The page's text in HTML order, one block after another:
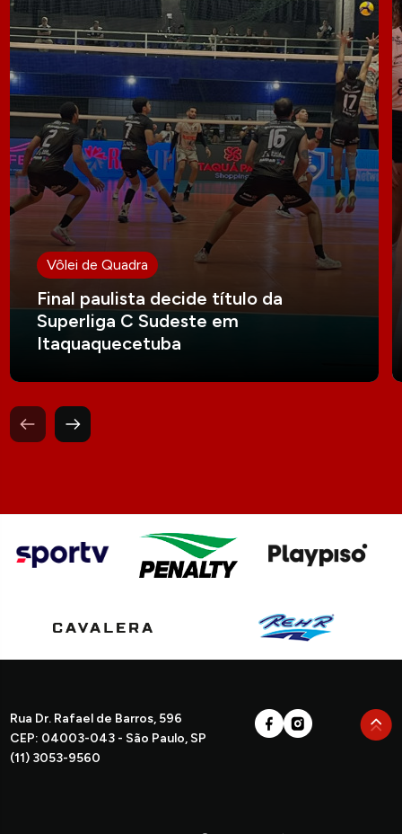
Vôlei de Quadra
Final paulista decide título da
Superliga C Sudeste em
Itaquaquecetuba
Rua Dr. Rafael de Barros, 596
CEP: 04003-043 - São Paulo, SP
(11) 3053-9560